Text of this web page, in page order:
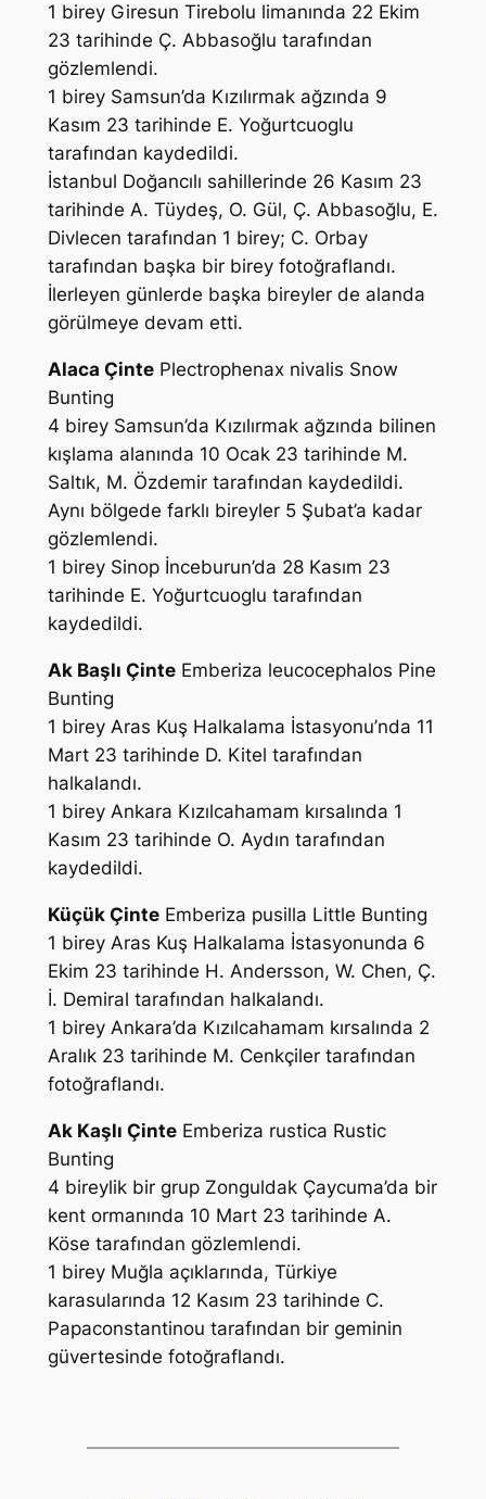
1 birey Giresun Tirebolu limanında 22 Ekim
23 tarihinde Ç. Abbasoğlu tarafından
gözlemlendi.
1 birey Samsun’da Kızılırmak ağzında 9
Kasım 23 tarihinde E. Yoğurtcuoglu
tarafından kaydedildi.
İstanbul Doğancılı sahillerinde 26 Kasım 23
tarihinde A. Tüydeş, O. Gül, Ç. Abbasoğlu, E.
Divlecen tarafından 1 birey; C. Orbay
tarafından başka bir birey fotoğraflandı.
İlerleyen günlerde başka bireyler de alanda
görülmeye devam etti.
Alaca Çinte Plectrophenax nivalis Snow
Bunting
4 birey Samsun’da Kızılırmak ağzında bilinen
kışlama alanında 10 Ocak 23 tarihinde M.
Saltık, M. Özdemirtarafından kaydedildi.
Aynı bölgede farklı bireyler 5 Şubat’a kadar
gözlemlendi.
1 birey Sinop İnceburun’da 28 Kasım 23
tarihinde E. Yoğurtcuoglu tarafından
kaydedildi.
Ak Başlı Çinte Emberiza leucocephalos Pine
Bunting
1 birey Aras Kuş Halkalama İstasyonu’nda 11
Mart 23 tarihinde D. Kitel tarafından
halkalandı.
1 birey Ankara Kızılcahamam kırsalında 1
Kasım 23 tarihinde O. Aydın tarafından
kaydedildi.
Küçük Çinte Emberiza pusilla Little Bunting
1 birey Aras Kuş Halkalama İstasyonunda 6
Ekim 23 tarihinde H. Andersson, W. Chen, Ç.
İ. Demiral tarafından halkalandı.
1 birey Ankara’da Kızılcahamam kırsalında 2
Aralık 23 tarihinde M. Cenkçilertarafından
fotoğraflandı.
Ak Kaşlı Çinte Emberiza rustica Rustic
Bunting
4 bireylik bir grup Zonguldak Çaycuma’da bir
kent ormanında 10 Mart 23 tarihinde A.
Köse tarafından gözlemlendi.
1 birey Muğla açıklarında, Türkiye
karasularında 12 Kasım 23 tarihinde C.
Papaconstantinou tarafından bir geminin
güvertesinde fotoğraflandı.